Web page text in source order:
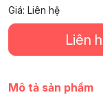
Giá: Liên hệ
Liên
Mô tả sản phẩm